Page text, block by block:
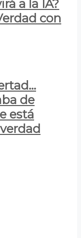
a la IA?
con
de
está